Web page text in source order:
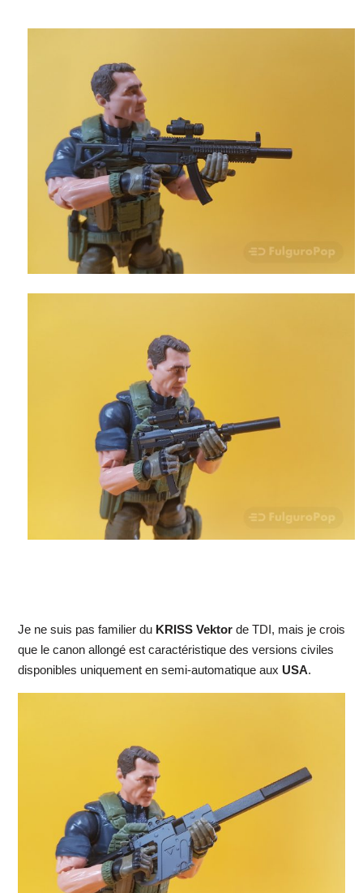
Je ne suis pas familier du KRISS Vektorde TDI, mais je crois
que le canon allongé est caractéristique des versions civiles
disponibles uniquement en semi-automatique aux USA.